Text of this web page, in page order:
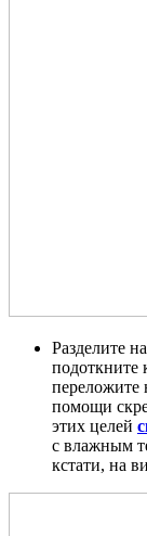
Разделите
подоткните
переложите
помощи
этих целей
с влажным
кстати, на